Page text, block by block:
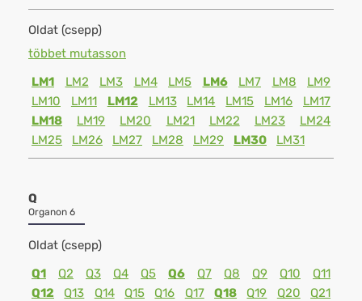
Oldat (csepp)
többet mutasson
LM1
LM2 LM3 LM4 LM5 LM6 LM7 LM8
LM9
LM10
LM11 LM12 LM13 LM14 LM15 LM16
LM17
LM18
LM19 LM20 LM21 LM22 LM23
LM24
LM25
LM26 LM27 LM28 LM29 LM30 LM31
Q
Organon 6
Oldat (csepp)
Q1
Q2 Q3 Q4 Q5 Q6 Q7 Q8 Q9 Q10
Q11
Q12
Q13 Q14 Q15 Q16 Q17 Q18 Q19 Q20
Q21